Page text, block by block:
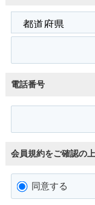
電話番号
会員規約をご確認の
同意する